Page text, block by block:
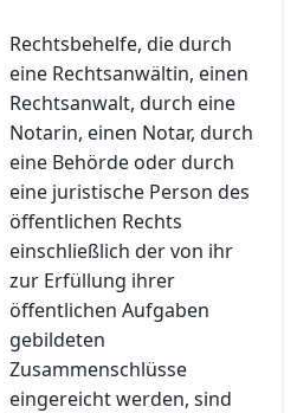
Rechtsbehelfe, die durch
eine Rechtsanwältin, einen
Rechtsanwalt, durch eine
Notarin, einen Notar, durch
eine Behörde oder durch
eine juristische Person des
öffentlichen Rechts
einschließlich der von ihr
zur Erfüllung ihrer
öffentlichen Aufgaben
gebildeten
Zusammenschlüsse
eingereicht werden, sind